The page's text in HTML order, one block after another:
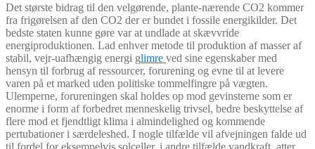
Det største bidrag til den velgørende, plante-nærende CO2 kommer
fra frigørelsen af den CO2 der er bundet i fossile energikilder. Det
bedste staten kunne gøre var at undlade at skævvride
energiproduktionen. Lad enhver metode til produktion af masser af
stabil, vejr-uafhængig energi glimre ved sine egenskaber med
hensyn til forbrug af ressourcer, forurening og evne til at levere
varen på et marked uden politiske tommelfingre på vægten.
Ulemperne, forureningen skal holdes op mod gevinsterne som er
enorme i form af forbedret menneskelig trivsel, bedre beskyttelse af
flere mod et fjendtligt klima i almindelighed og kommende
pertubationer i særdeleshed. I nogle tilfælde vil afvejningen falde ud
til fordel for eksempelvis solceller, i andre tilfælde vandkraft, atter